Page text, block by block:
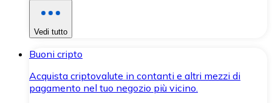
Vedi tutto
Buoni cripto
Acquista criptovalute in contanti e altri mezzi di
pagamento nel tuo negozio più vicino.